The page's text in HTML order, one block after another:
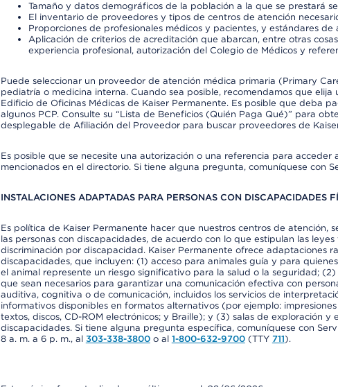
Tamaño y datos demográficos de la población a la que se prestará
El inventario de proveedores y tipos de centros de atención
Proporciones de profesionales médicos y pacientes, y estándares de
Aplicación de criterios de acreditación que abarcan, entre otras
experiencia profesional, autorización del Colegio de Médicos y
Puede seleccionar un proveedor de atención médica primaria (Primary
pediatría o medicina interna. Cuando sea posible, recomendamos que elija
Edificio de Oficinas Médicas de Kaiser Permanente. Es posible que deba
algunos PCP. Consulte su “Lista de Beneficios (Quién Paga Qué)” para
desplegable de Afiliación del Proveedor para buscar proveedores de
Es posible que se necesite una autorización o una referencia para acceder
mencionados en el directorio. Si tiene alguna pregunta, comuníquese con
INSTALACIONES ADAPTADAS PARA PERSONAS CON DISCAPACIDADES
Es política de Kaiser Permanente hacer que nuestros centros de atención,
las personas con discapacidades, de acuerdo con lo que estipulan las
discriminación por discapacidad. Kaiser Permanente ofrece adaptaciones
discapacidades, que incluyen: (1) acceso para animales guía y para
el animal represente un riesgo significativo para la salud o la seguridad;
que sean necesarios para garantizar una comunicación efectiva con
auditiva, cognitiva o de comunicación, incluidos los servicios de
informativos disponibles en formatos alternativos (por ejemplo:
textos, discos, CD-ROM electrónicos; y Braille); y (3) salas de exploración y
discapacidades. Si tiene alguna pregunta específica, comuníquese con
8 a. m. a 6 p. m., al 303-338-3800o al 1-800-632-9700(TTY 711).